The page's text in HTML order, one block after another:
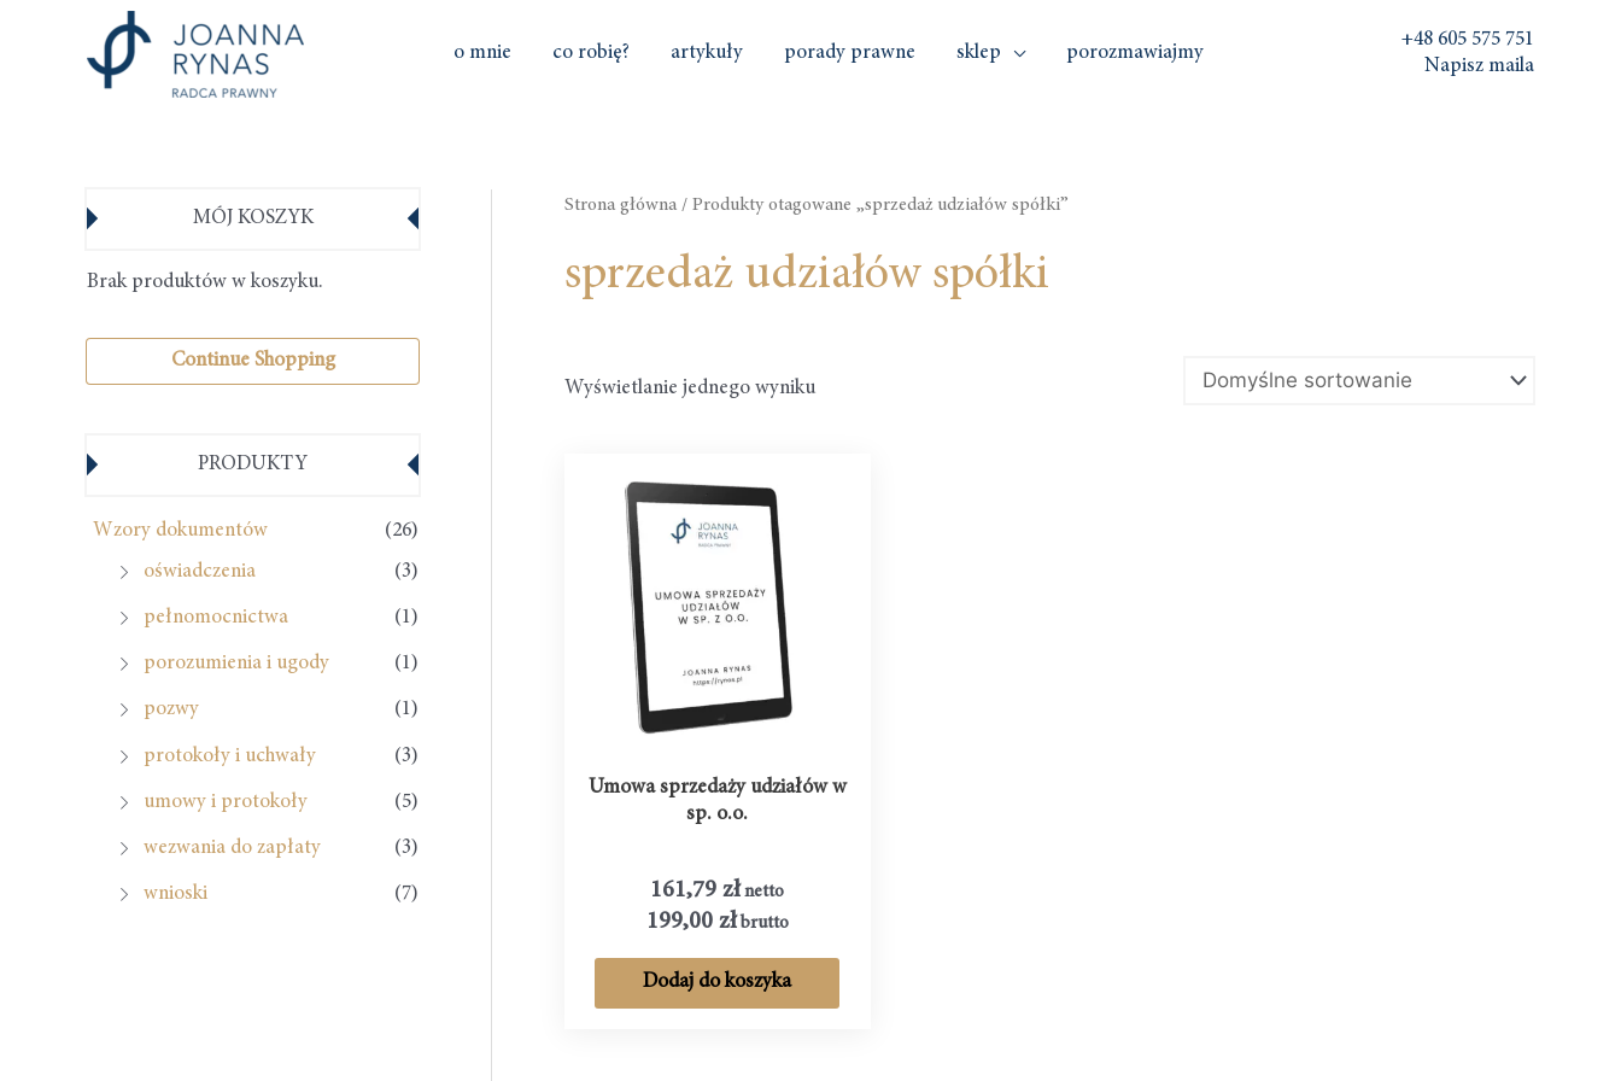
o mnie co robię? artykuły porady prawne sklep porozmawiajmy
+48 605 575 751
Napisz maila
MÓJ KOSZYK
Brak produktów w koszyku.
Continue Shopping
PRODUKTY
Wzory dokumentów
(26)
oświadczenia
(3)
pełnomocnictwa (1)
porozumienia i ugody (1)
pozwy (1)
protokoły i uchwały (3)
umowy i protokoły (5)
wezwania do zapłaty (3)
wnioski (7)
Strona główna / Produkty otagowane „sprzedaż udziałów spółki”
sprzedaż udziałów spółki
Wyświetlanie jednego wyniku
Umowa sprzedaży udziałów w
sp. o.o.
161,79złnetto
199,00 złbrutto
Dodaj do koszyka